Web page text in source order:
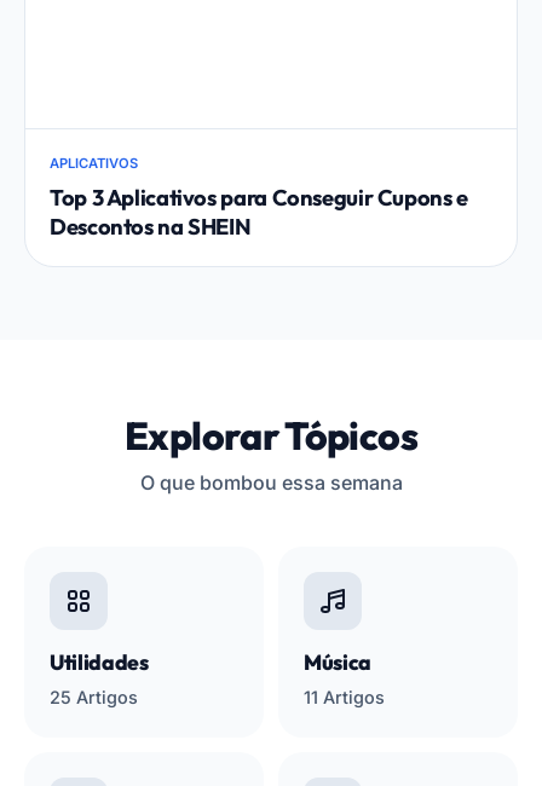
APLICATIVOS
Top 3 Aplicativos para Conseguir Cupons e
Descontos na SHEIN
Explorar Tópicos
O que bombou essa semana
Utilidades
25 Artigos
Música
11 Artigos